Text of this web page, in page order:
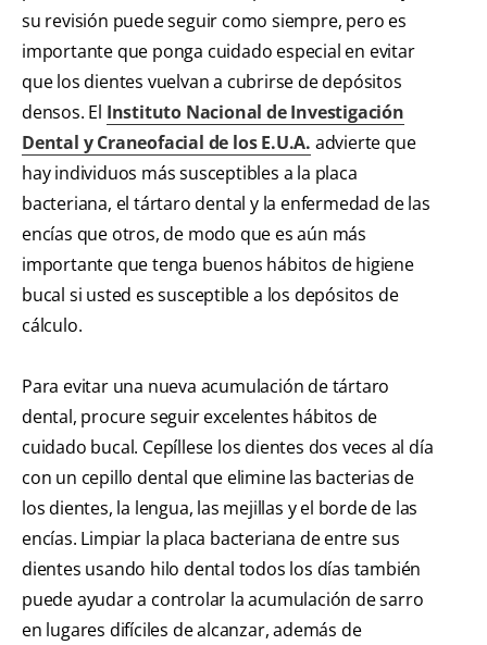
su revisión puede seguir como siempre, pero es
importante que ponga cuidado especial en evitar
que los dientes vuelvan a cubrirse de depósitos
densos. El Instituto Nacional de Investigación
Dental y Craneofacial de los E.U.A. advierte que
hay individuos más susceptibles a la placa
bacteriana, el tártaro dental y la enfermedad de las
encías que otros, de modo que es aún más
importante que tenga buenos hábitos de higiene
bucal si usted es susceptible a los depósitos de
cálculo.
Para evitar una nueva acumulación de tártaro
dental, procure seguir excelentes hábitos de
cuidado bucal. Cepíllese los dientes dos veces al día
con un cepillo dental que elimine las bacterias de
los dientes, la lengua, las mejillas y el borde de las
encías. Limpiar la placa bacteriana de entre sus
dientes usando hilo dental todos los días también
puede ayudar a controlar la acumulación de sarro
en lugares difíciles de alcanzar, además de